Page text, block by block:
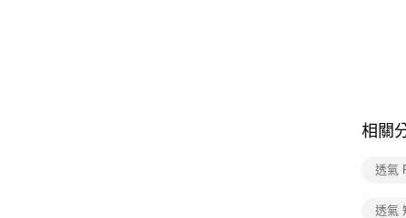
相關
透氣
透氣